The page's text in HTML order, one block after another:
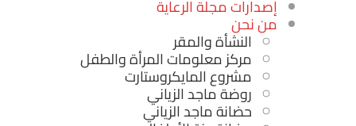
إصدارات مجلة الرعاية
من نحن
النشأة والمقر
مركز معلومات المرأة والطفل
مشروع المايكروستارت
روضة ماجد الزياني‎
حضانة ماجد الزياني